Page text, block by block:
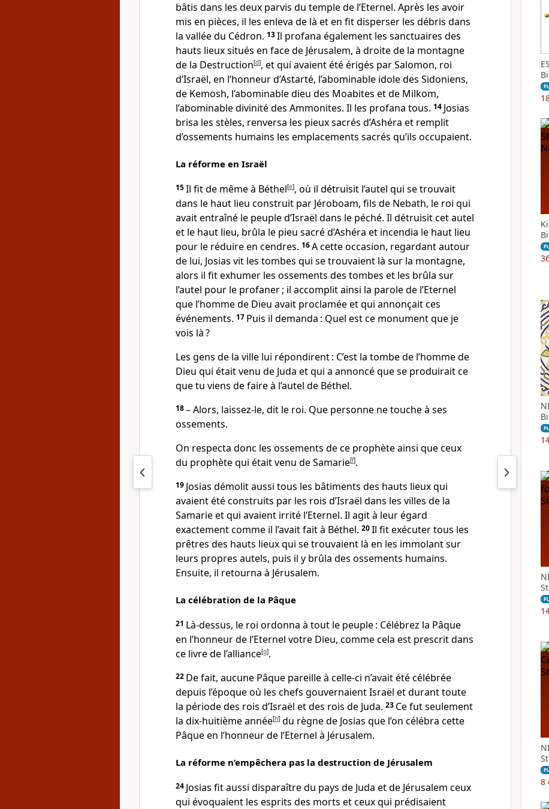
bâtis dans les deux parvis du temple de l’Eternel. Après les avoir
mis en pièces, il les enleva de là et en fit disperser les débris dans
la vallée du Cédron. 13Il profana également les sanctuaires des
hauts lieux situés en face de Jérusalem, à droite de la montagne
de la Destruction[d], et qui avaient été érigés par Salomon, roi
d’Israël, en l’honneur d’Astarté, l’abominable idole des Sidoniens,
de Kemosh, l’abominable dieu des Moabites et de Milkom,
l’abominable divinité des Ammonites. Il les profana tous. 14 Josias
brisa les stèles, renversa les pieux sacrés d’Ashéra et remplit
d’ossements humains les emplacements sacrés qu’ils occupaient.
La réforme en Israël
15Il fit de même à Béthel[e], où il détruisit l’autel qui se trouvait
dans le haut lieu construit par Jéroboam, fils de Nebath, le roi qui
avait entraîné le peuple d’Israël dans le péché. Il détruisit cet autel
et le haut lieu, brûla le pieu sacré d’Ashéra et incendia le haut lieu
pour le réduire en cendres. 16A cette occasion, regardant autour
de lui, Josias vit les tombes qui se trouvaient là sur la montagne,
alors il fit exhumer les ossements des tombes et les brûla sur
l’autel pour le profaner ; il accomplit ainsi la parole de l’Eternel
que l’homme de Dieu avait proclamée et qui annonçait ces
événements. 17 Puis il demanda : Quel est ce monument que je
vois là ?
Les gens de la ville lui répondirent : C’est la tombe de l’homme de
Dieu qui était venu de Juda et qui a annoncé que se produirait ce
que tu viens de faire à l’autel de Béthel.
18– Alors, laissez-le, dit le roi. Que personne ne touche à ses
ossements.
On respecta donc les ossements de ce prophète ainsi que ceux
du prophète qui était venu de Samarie[f].
19 Josias démolit aussi tous les bâtiments des hauts lieux qui
avaient été construits par les rois d’Israël dans les villes de la
Samarie et qui avaient irrité l’Eternel. Il agit à leur égard
exactement comme il l’avait fait à Béthel. 20Il fit exécuter tous les
prêtres des hauts lieux qui se trouvaient là en les immolant sur
leurs propres autels, puis il y brûla des ossements humains.
Ensuite, il retourna à Jérusalem.
La célébration de la Pâque
21 Là-dessus, le roi ordonna à tout le peuple : Célébrez la Pâque
en l’honneur de l’Eternel votre Dieu, comme cela est prescrit dans
ce livre de l’alliance[g].
22 De fait, aucune Pâque pareille à celle-ci n’avait été célébrée
depuis l’époque où les chefs gouvernaient Israël et durant toute
la période des rois d’Israël et des rois de Juda. 23 Ce fut seulement
la dix-huitième année[h] du règne de Josias que l’on célébra cette
Pâque en l’honneur de l’Eternel à Jérusalem.
La réforme n’empêchera pas la destruction de Jérusalem
24 Josias fit aussi disparaître du pays de Juda et de Jérusalem ceux
qui évoquaient les esprits des morts et ceux qui prédisaient
8